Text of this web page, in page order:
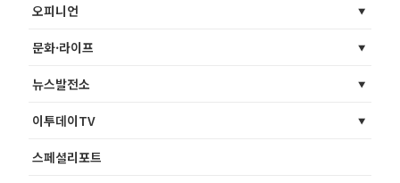
오피니언
문화·라이프
뉴스발전소
이투데이TV
스페셜리포트